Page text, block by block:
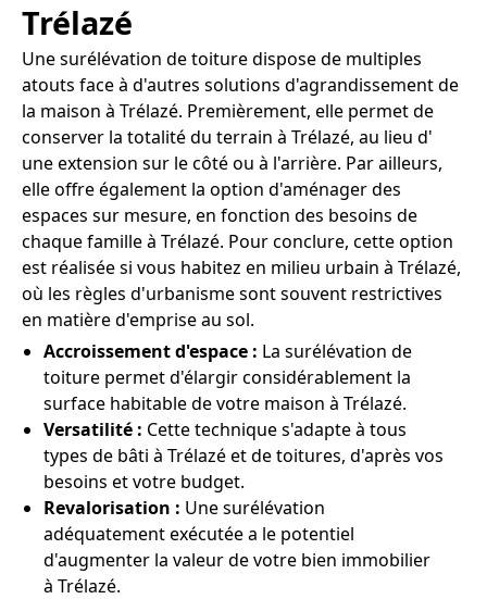
Trélazé
Une surélévation de toiture dispose de multiples
atouts face à d'autres solutions d'agrandissement de
la maison à Trélazé. Premièrement, elle permet de
conserver la totalité du terrain à Trélazé, au lieu d'
une extension sur le côté ou à l'arrière. Par ailleurs,
elle offre également la option d'aménager des
espaces sur mesure, en fonction des besoins de
chaque famille à Trélazé. Pour conclure, cette option
est réalisée si vous habitez en milieu urbain à Trélazé,
où les règles d'urbanisme sont souvent restrictives
en matière d'emprise au sol.
Accroissement d'espace : La surélévation de
toiture permet d'élargir considérablement la
surface habitable de votre maison à Trélazé.
Versatilité : Cette technique s'adapte à tous
types de bâti à Trélazé et de toitures, d'après vos
besoins et votre budget.
Revalorisation : Une surélévation
adéquatement exécutée a le potentiel
d'augmenter la valeur de votre bien immobilier
à Trélazé.